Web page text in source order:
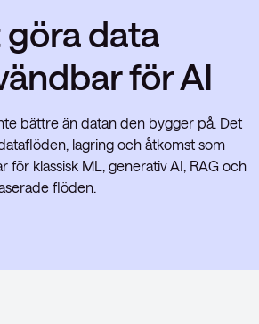
data
för AI
bättre än datan den bygger på. Det
lagring och åtkomst som
för klassisk ML, generativ AI, RAG och
flöden.